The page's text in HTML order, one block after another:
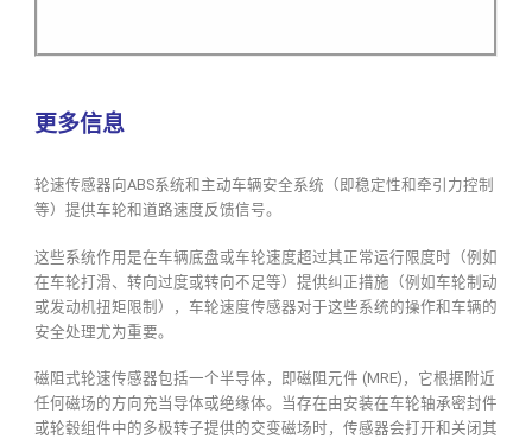
更多信息
轮速传感器向ABS系统和主动车辆安全系统（即稳定性和牵引力控制
等）提供车轮和道路速度反馈信号。
这些系统作用是在车辆底盘或车轮速度超过其正常运行限度时（例如
在车轮打滑、转向过度或转向不足等）提供纠正措施（例如车轮制动
或发动机扭矩限制），车轮速度传感器对于这些系统的操作和车辆的
安全处理尤为重要。
磁阻式轮速传感器包括一个半导体，即磁阻元件 (MRE)，它根据附近
任何磁场的方向充当导体或绝缘体。当存在由安装在车轮轴承密封件
或轮毂组件中的多极转子提供的交变磁场时，传感器会打开和关闭其